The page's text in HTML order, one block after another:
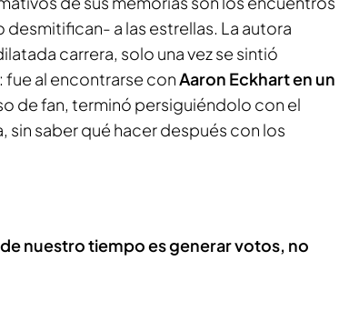
a las estrellas. La autora
carrera, solo una vez se sintió
al encontrarse conAaron Eckhart en un
de fan, terminó persiguiéndolo con el
sin saber qué hacer después con los
nuestro tiempo es generar votos, no